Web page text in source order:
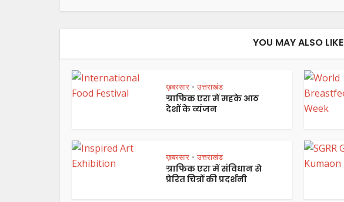
YOU MAY ALSO LIKE
ख़बरसार • उत्तराखंड
ग्राफिक एरा में महके आठ
देशों के व्यंजन
ख़बरसार • उत्तराखंड
ग्राफिक एरा में संविधान से
प्रेरित चित्रों की प्रदर्शनी